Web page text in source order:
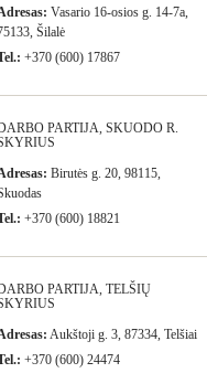
Vasario 16-osios g. 14-7a,
Šilalė
+370 (600) 17867
PARTIJA, SKUODO R.
Birutės g. 20, 98115,
+370 (600) 18821
PARTIJA, TELŠIŲ
Aukštoji g. 3, 87334, Telšiai
+370 (600) 24474